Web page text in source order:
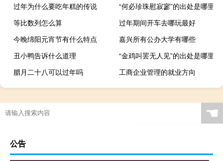
过年为什么要吃年糕的传说
“何必珍珠慰寂寥”的出处是哪里
等比数列怎么算
过年期间开车去哪玩最好
今晚绵阳元宵节有什么特点
嘉兴所有公办大学有哪些
丑小鸭告诉什么道理
“金鸡叫罢无人见”的出处是哪里
腊月二十八可以过年吗
工商企业管理的就业方向
☚
公告